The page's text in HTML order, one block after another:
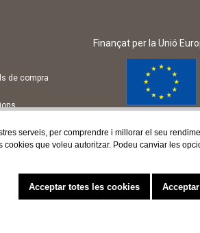
serveis, per comprendre i millorar el seu
que voleu autoritzar. Podeu canviar les
Acceptar totes les cookies
de compra
Finançat per la Unió